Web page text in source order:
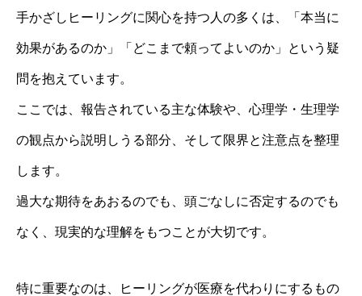
手かざしヒーリングに関心を持つ人の多くは、「本当に
効果があるのか」「どこまで頼ってよいのか」という疑
問を抱えています。
ここでは、報告されている主な体験や、心理学・生理学
の観点から説明しうる部分、そして限界と注意点を整理
します。
過大な期待をあおるのでも、頭ごなしに否定するのでも
なく、現実的な理解をもつことが大切です。
特に重要なのは、ヒーリングが医療を代わりにするもの